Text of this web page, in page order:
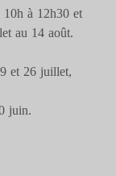
à 12h30 et
au 14 août.
et 26 juillet,
juin.